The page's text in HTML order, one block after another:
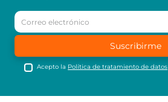
Suscribirme
Acepto la Política de tratamiento de datos